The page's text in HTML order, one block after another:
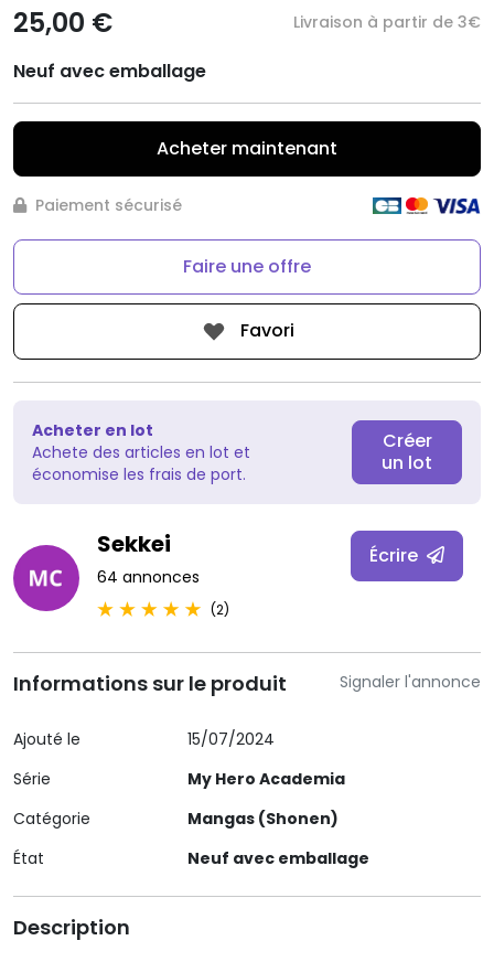
25,00 €
Livraison à partir de 3€
Neuf avec emballage
Acheter maintenant
Paiement sécurisé
Faire une offre
Favori
Acheter en lot
Achete des articles en lot et
économise les frais de port.
Créer
un lot
Sekkei
64 annonces
(2)
Écrire
Signaler l'annonce
Informations sur le produit
Ajouté le
15/07/2024
Série
My Hero Academia
Catégorie
Mangas (Shonen)
État
Neuf avec emballage
Description